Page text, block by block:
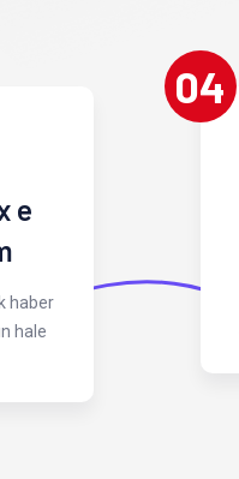
e
haber
hale
04